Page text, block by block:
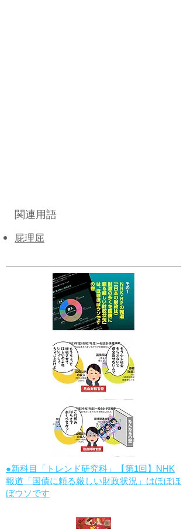
関連用語
屁理屈
●新科目「トレンド研究科」【第1回】NHK
報道「国債に頼る厳しい財政状況」はほぼほ
ぼウソです